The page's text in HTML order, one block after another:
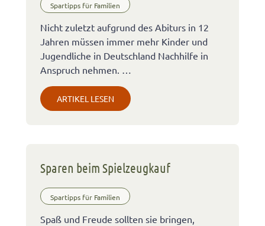
Spartipps für Familien
Nicht zuletzt aufgrund des Abiturs in 12
Jahren müssen immer mehr Kinder und
Jugendliche in Deutschland Nachhilfe in
Anspruch nehmen. …
ARTIKEL LESEN
Sparen beim Spielzeugkauf
Spartipps für Familien
Spaß und Freude sollten sie bringen,